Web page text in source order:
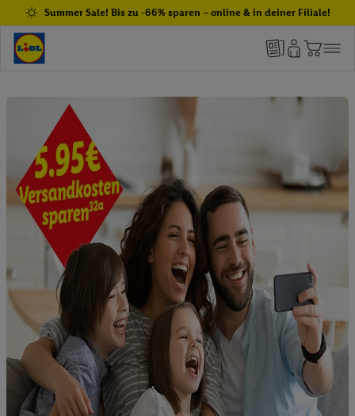
Summer Sale! Bis zu -66% sparen – online & in deiner Filiale!